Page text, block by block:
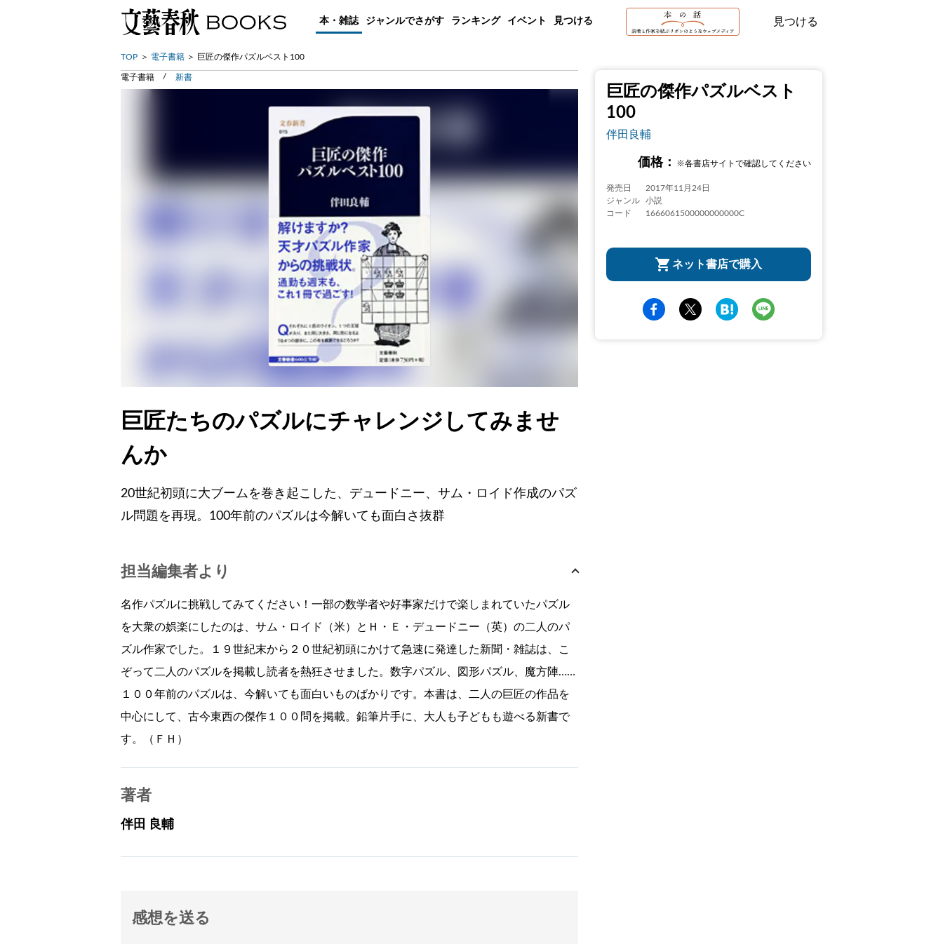
本・雑誌 ジャンルでさがす ランキング イベント 見つける 見つける
TOP 電子書籍 巨匠の傑作パズルベスト100
巨匠の傑作パズルベスト
100
伴田良輔
価格： ※各書店サイトで確認してください
発売日
2017年11月24日
ジャンル
小説
コード
1666061500000000000C
ネット書店で購入
電子書籍 新書
巨匠たちのパズルにチャレンジしてみませ
んか
20世紀初頭に大ブームを巻き起こした、デュードニー、サム・ロイド作成のパズ
ル問題を再現。100年前のパズルは今解いても面白さ抜群
担当編集者より
名作パズルに挑戦してみてください！一部の数学者や好事家だけで楽しまれていたパズル
を大衆の娯楽にしたのは、サム・ロイド（米）とＨ・Ｅ・デュードニー（英）の二人のパ
ズル作家でした。１９世紀末から２０世紀初頭にかけて急速に発達した新聞・雑誌は、こ
ぞって二人のパズルを掲載し読者を熱狂させました。数字パズル、図形パズル、魔方陣……
１００年前のパズルは、今解いても面白いものばかりです。本書は、二人の巨匠の作品を
中心にして、古今東西の傑作１００問を掲載。鉛筆片手に、大人も子どもも遊べる新書で
す。（ＦＨ）
著者
伴田 良輔
感想を送る